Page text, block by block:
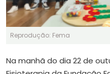
Reprodução: Fema
Na manhã do dia 22 de